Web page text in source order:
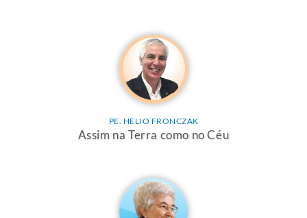
PE. HELIO FRONCZAK
Assim na Terra como no Céu